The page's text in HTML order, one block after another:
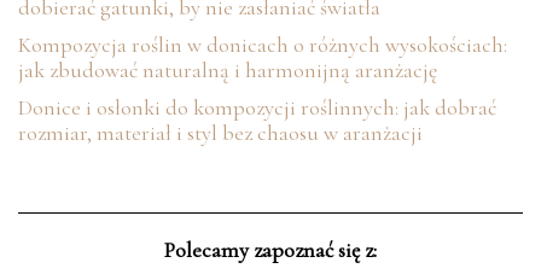
dobierać gatunki, by nie zasłaniać światła
Kompozycja roślin w donicach o różnych wysokościach:
jak zbudować naturalną i harmonijną aranżację
Donice i osłonki do kompozycji roślinnych: jak dobrać
rozmiar, materiał i styl bez chaosu w aranżacji
Polecamy zapoznać się z: